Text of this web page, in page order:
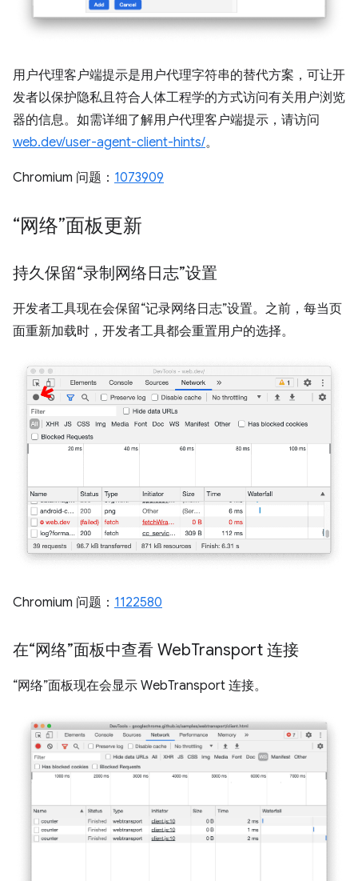
用户代理客户端提示是用户代理字符串的替代方案，可让开
发者以保护隐私且符合人体工程学的方式访问有关用户浏览
器的信息。如需详细了解用户代理客户端提示，请访问
web.dev/user-agent-client-hints/。
Chromium 问题： 1073909
“网络”面板更新
持久保留“录制网络日志”设置
开发者工具现在会保留“记录网络日志”设置。之前，每当页
面重新加载时，开发者工具都会重置用户的选择。
Chromium 问题： 1122580
在“网络”面板中查看 WebTransport 连接
“网络”面板现在会显示 WebTransport 连接。